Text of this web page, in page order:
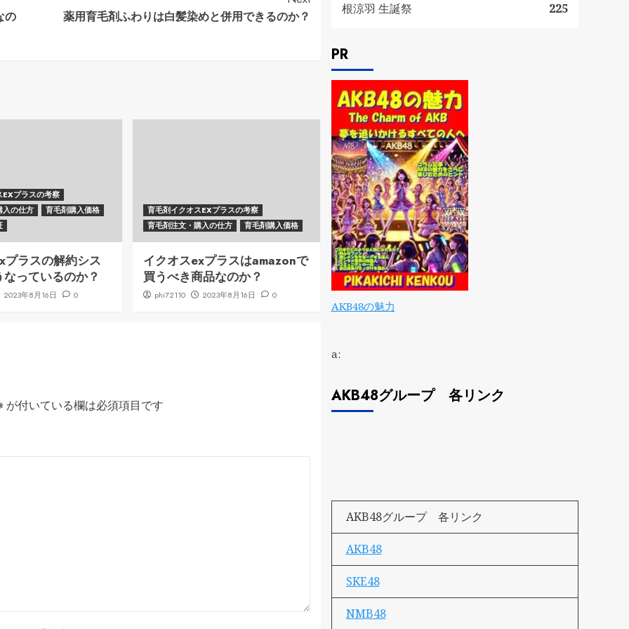
の
薬用育毛剤ふわりは白髪染めと併用できるのか？
EXプラスの考察
入の仕方
育毛剤購入価格
プラスの解約シス
っているのか？
2023年8月16日 0
育毛剤イクオスEXプラスの考察
育毛剤注文・購入の仕方
育毛剤購入価格
イクオスexプラスはamazonで
買うべき商品なのか？
phi72110 2023年8月16日 0
が付いている欄は必須項目です
根涼羽 生誕祭 225
PR
AKB48の魅力
a:
AKB48グループ 各リンク
AKB48グループ 各リンク
AKB48
SKE48
NMB48